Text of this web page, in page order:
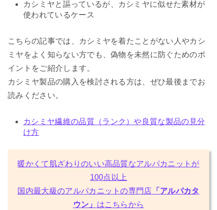
カシミヤと謳っているが、カシミヤに似せた素材が
使われているケース
こちらの記事では、カシミヤを着たことがない人やカシ
ミヤをよく知らない方でも、偽物を未然に防ぐためのポ
イントをご紹介します。
カシミヤ製品の購入を検討される方は、ぜひ最後までお
読みください。
カシミヤ繊維の品質（ランク）や良質な製品の見分
け方
暖かくて肌ざわりのいい高品質なアルパカニットが
100点以上
国内最大級のアルパカニットの専門店 「アルパカタ
ウン」 はこちらから